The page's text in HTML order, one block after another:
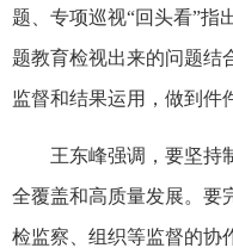
题、专项巡视“回头看”指
题教育检视出来的问题结
监督和结果运用，做到件
王东峰强调，要坚持
全覆盖和高质量发展。要
检监察、组织等监督的协